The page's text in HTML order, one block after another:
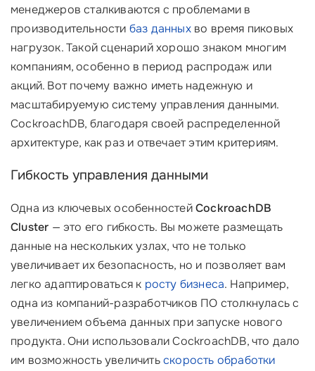
менеджеров сталкиваются с проблемами в
производительности баз данныхво время пиковых
нагрузок. Такой сценарий хорошо знаком многим
компаниям, особенно в период распродаж или
акций. Вот почему важно иметь надежную и
масштабируемую систему управления данными.
CockroachDB, благодаря своей распределенной
архитектуре, как раз и отвечает этим критериям.
Гибкость управления данными
Одна из ключевых особенностейCockroachDB
Cluster — это его гибкость. Вы можете размещать
данные на нескольких узлах, что не только
увеличивает их безопасность, но и позволяет вам
легко адаптироваться к росту бизнеса. Например,
одна из компаний-разработчиков ПО столкнулась с
увеличением объема данных при запуске нового
продукта. Они использовали CockroachDB, что дало
им возможность увеличитьскорость обработки